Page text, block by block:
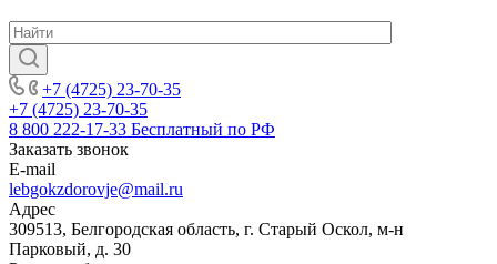
+7 (4725) 23-70-35
+7 (4725) 23-70-35
8 800 222-17-33 Бесплатный по РФ
Заказать звонок
E-mail
lebgokzdorovje@mail.ru
Адрес
309513, Белгородская область, г. Старый Оскол, м-н
Парковый, д. 30